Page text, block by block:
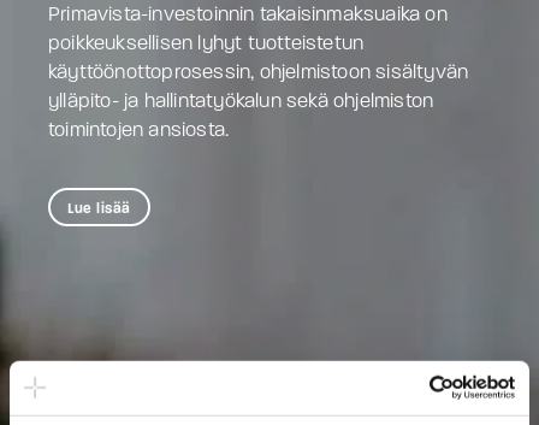
Primavista-investoinnin takaisinmaksuaika on
poikkeuksellisen lyhyt tuotteistetun
käyttöönottoprosessin, ohjelmistoon sisältyvän
ylläpito- ja hallintatyökalun sekä ohjelmiston
toimintojen ansiosta.
Lue lisää